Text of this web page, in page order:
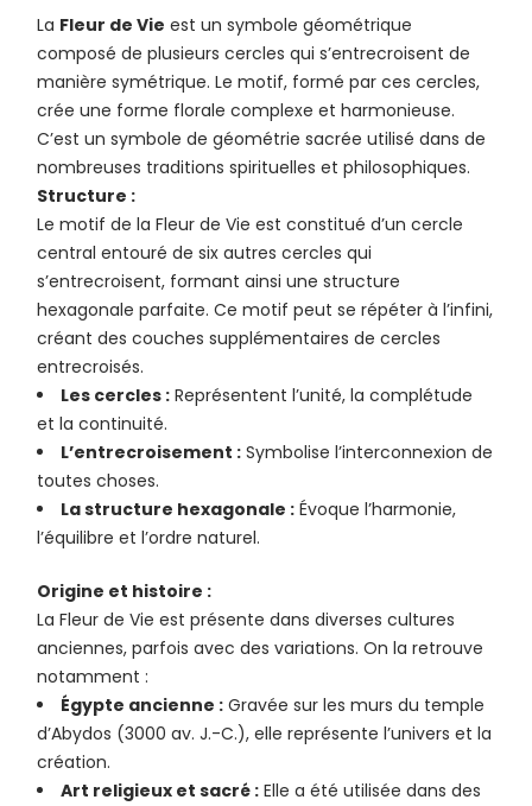
La Fleur de Vie est un symbole géométrique
composé de plusieurs cercles qui s’entrecroisent de
manière symétrique. Le motif, formé par ces cercles,
crée une forme florale complexe et harmonieuse.
C’est un symbole de géométrie sacrée utilisé dans de
nombreuses traditions spirituelles et philosophiques.
Structure :
Le motif de la Fleur de Vie est constitué d’un cercle
central entouré de six autres cercles qui
s’entrecroisent, formant ainsi une structure
hexagonale parfaite. Ce motif peut se répéter à l’infini,
créant des couches supplémentaires de cercles
entrecroisés.
Les cercles : Représentent l’unité, la complétude
et la continuité.
L’entrecroisement : Symbolise l’interconnexion de
toutes choses.
La structure hexagonale : Évoque l’harmonie,
l’équilibre et l’ordre naturel.
Origine et histoire :
La Fleur de Vie est présente dans diverses cultures
anciennes, parfois avec des variations. On la retrouve
notamment :
Égypte ancienne : Gravée sur les murs du temple
d’Abydos (3000 av. J.-C.), elle représente l’univers et la
création.
Art religieux et sacré : Elle a été utilisée dans des